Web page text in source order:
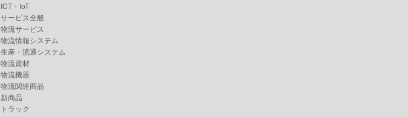
ICT・IoT
サービス全般
物流サービス
物流情報システム
生産・流通システム
物流資材
物流機器
物流関連商品
新商品
トラック